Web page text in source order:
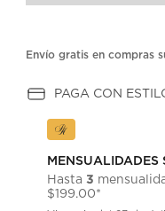
Envío gratis en compras
PAGA CON
MENSUALIDADES
Hasta3
$199.00*